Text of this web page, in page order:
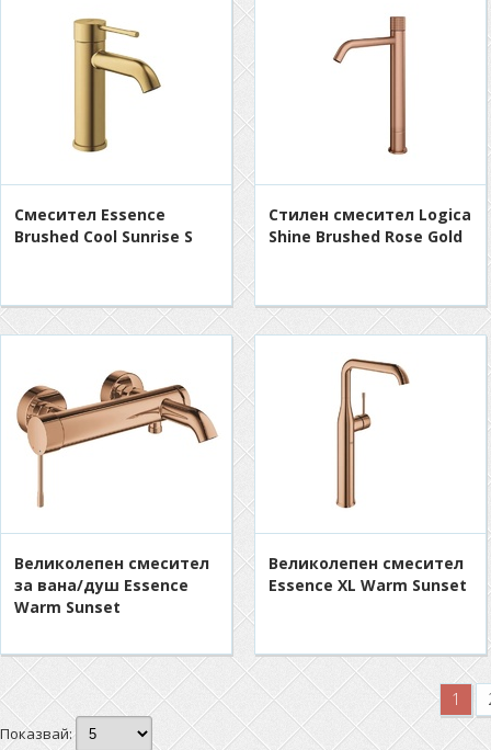
Смесител Essence
Brushed Cool Sunrise S
Стилен смесител Logica
Shine Brushed Rose Gold
Великолепен смесител
за вана/душ Essence
Warm Sunset
Великолепен смесител
Essence XL Warm Sunset
1
Показвай: